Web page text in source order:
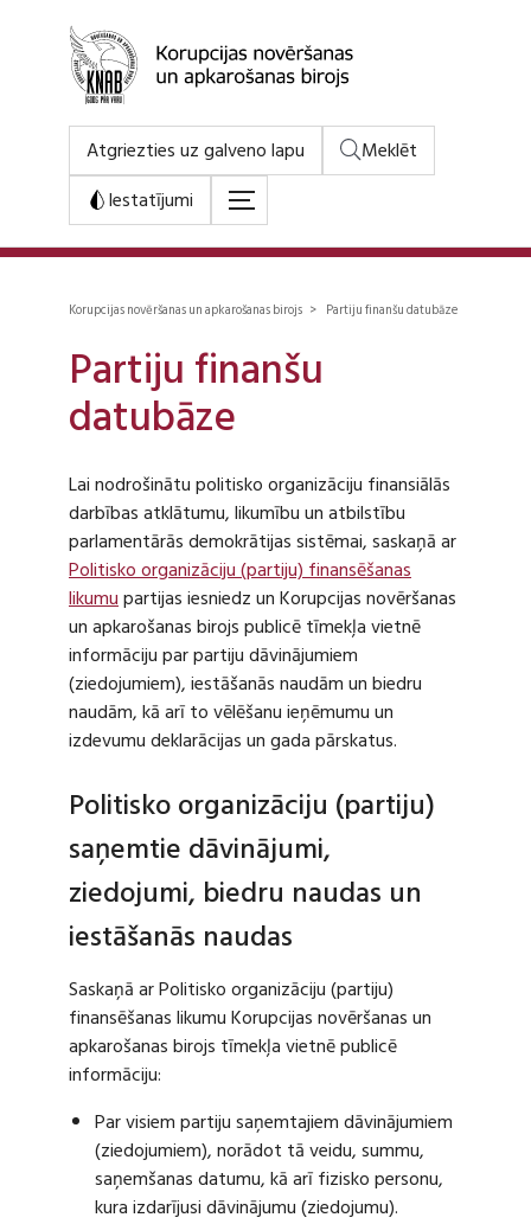
Atgriezties uz galveno lapu
Meklēt
Iestatījumi
Korupcijas novēršanas un apkarošanas birojs > Partiju finanšu datubāze
Partiju finanšu
datubāze
Lai nodrošinātu politisko organizāciju finansiālās
darbības atklātumu, likumību un atbilstību
parlamentārās demokrātijas sistēmai, saskaņā ar
Politisko organizāciju (partiju) finansēšanas
likumupartijas iesniedz un Korupcijas novēršanas
un apkarošanas birojs publicē tīmekļa vietnē
informāciju par partiju dāvinājumiem
(ziedojumiem), iestāšanās naudām un biedru
naudām, kā arī to vēlēšanu ieņēmumu un
izdevumu deklarācijas un gada pārskatus.
Politisko organizāciju (partiju)
saņemtie dāvinājumi,
ziedojumi, biedru naudas un
iestāšanās naudas
Saskaņā ar Politisko organizāciju (partiju)
finansēšanas likumu Korupcijas novēršanas un
apkarošanas birojs tīmekļa vietnē publicē
informāciju:
Par visiem partiju saņemtajiem dāvinājumiem
(ziedojumiem), norādot tā veidu, summu,
saņemšanas datumu, kā arī fizisko personu,
kura izdarījusi dāvinājumu (ziedojumu).